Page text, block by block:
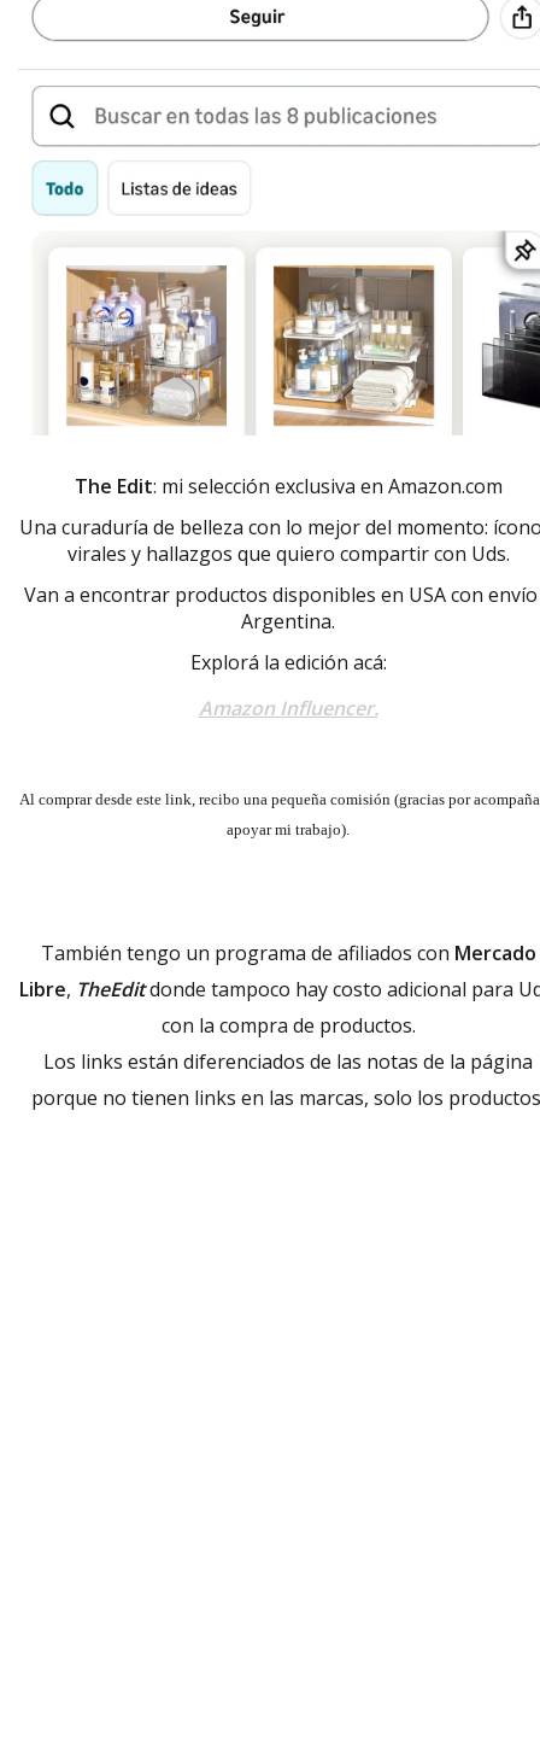
The Edit: mi selección exclusiva en Amazon.com
Una curaduría de belleza con lo mejor del momento:
virales y hallazgos que quiero compartir con Uds.
Van a encontrar productos disponibles en USA con
Argentina.
Explorá la edición acá:
Amazon Influencer.
Al comprar desde este link, recibo una pequeña comisión (gracias por
apoyar mi trabajo).
También tengo un programa de afiliados con Mercado
Libre, TheEditdonde tampoco hay costo adicional para
con la compra de productos.
Los links están diferenciados de las notas de la página
porque no tienen links en las marcas, solo los